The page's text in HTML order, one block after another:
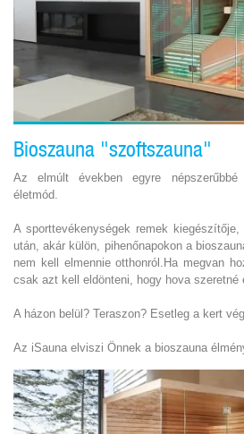
Bioszauna "szoftszauna"
Az elmúlt években egyre
életmód.
A sporttevékenységek remek
után, akár külön, pihenőnapokon a
nem kell elmennie otthonról.Ha megvan
csak azt kell eldönteni, hogy hova szeretné
A házon belül? Teraszon? Esetleg a kert
Az iSauna elviszi Önnek a bioszauna